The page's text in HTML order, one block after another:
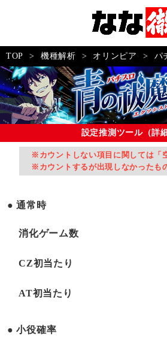
TOP > 機種解析 > オリンピア > パ
設定推測ツール（詳
※カウントしない項目に関しては「
※カウントするが出現しなかったも
通常時
消化ゲーム数
CZ初当たり
AT初当たり
小役確率